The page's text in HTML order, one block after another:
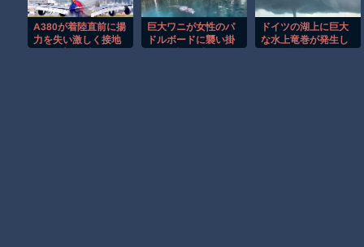
A380が着陸直前に揚
力を失い激しく接地
巨大ワニが女性のパ
ドルボードに襲い掛
ドイツの湖上に巨大
な水上竜巻が発生し